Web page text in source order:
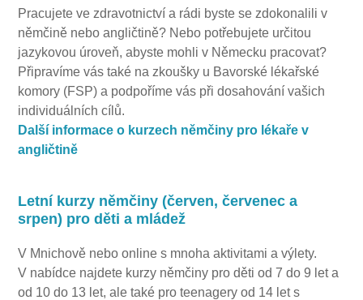
Pracujete ve zdravotnictví a rádi byste se zdokonalili v
němčině nebo angličtině? Nebo potřebujete určitou
jazykovou úroveň, abyste mohli v Německu pracovat?
Připravíme vás také na zkoušky u Bavorské lékařské
komory (FSP) a podpoříme vás při dosahování vašich
individuálních cílů.
Další informace o kurzech němčiny pro lékaře v
angličtině
Letní kurzy němčiny (červen, červenec a
srpen) pro děti a mládež
V Mnichově nebo online s mnoha aktivitami a výlety.
V nabídce najdete kurzy němčiny pro děti od 7 do 9 let a
od 10 do 13 let, ale také pro teenagery od 14 let s